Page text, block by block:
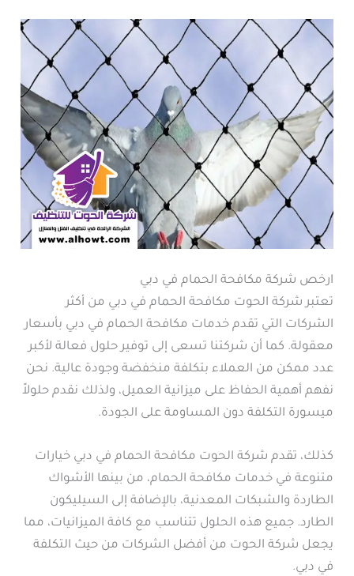
ارخص شركة مكافحة الحمام في دبي
تعتبر شركة الحوت مكافحة الحمام في دبي من أكثر
الشركات التي تقدم خدمات مكافحة الحمام في دبي بأسعار
معقولة. كما أن شركتنا تسعى إلى توفير حلول فعالة لأكبر
عدد ممكن من العملاء بتكلفة منخفضة وجودة عالية. نحن
نفهم أهمية الحفاظ على ميزانية العميل، ولذلك نقدم حلولاً
ميسورة التكلفة دون المساومة على الجودة.
كذلك، تقدم شركة الحوت مكافحة الحمام في دبي خيارات
متنوعة في خدمات مكافحة الحمام، من بينها الأشواك
الطاردة والشبكات المعدنية، بالإضافة إلى السيليكون
الطارد. جميع هذه الحلول تتناسب مع كافة الميزانيات، مما
يجعل شركة الحوت من أفضل الشركات من حيث التكلفة
في دبي.